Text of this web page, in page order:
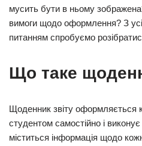
мусить бути в ньому
вимоги щодо оформлення? З
питанням спробуємо
Що таке
Щоденник звіту оформляється
студентом самостійно і
міститься інформація щодо